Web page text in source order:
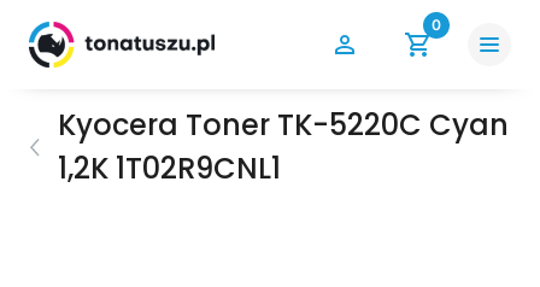
0
Kyocera Toner TK-5220C Cyan
1,2K 1T02R9CNL1